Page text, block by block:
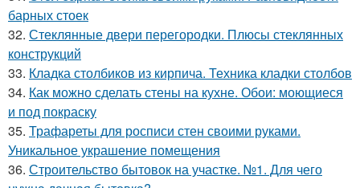
барных стоек
32. Стеклянные двери перегородки. Плюсы стеклянных
конструкций
33. Кладка столбиков из кирпича. Техника кладки столбов
34. Как можно сделать стены на кухне. Обои: моющиеся
и под покраску
35. Трафареты для росписи стен своими руками.
Уникальное украшение помещения
36. Строительство бытовок на участке. №1. Для чего